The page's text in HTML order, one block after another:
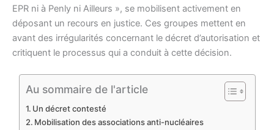
EPR ni à Penly ni Ailleurs », se mobilisent activement en
déposant un recours en justice. Ces groupes mettent en
avant des irrégularités concernant le décret d’autorisation et
critiquent le processus qui a conduit à cette décision.
Au sommaire de l'article
Un décret contesté
Mobilisation des associations anti-nucléaires